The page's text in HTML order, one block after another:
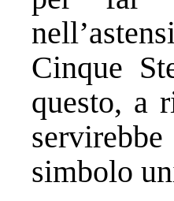
Cinque
questo, a
simbolo